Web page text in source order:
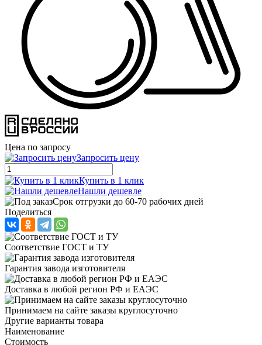
Цена по запросу
Запросить цену
Купить в 1 клик
Нашли дешевле
Срок отгрузки до 60-70 рабочих дней
Поделиться
Соответствие ГОСТ и ТУ
Гарантия завода изготовителя
Доставка в любой регион РФ и ЕАЭС
Принимаем на сайте заказы круглосуточно
Другие варианты товара
Наименование
Стоимость